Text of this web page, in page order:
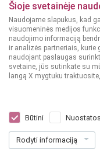
Šioje svetainėje
Naudojame slapukus, kad
visuomeninės medijos
naudojimo informaciją
ir analizės partneriais, kurie
naudojant paslaugas
svetaine, jūs sutinkate su
langą X mygtuku
Būtini Nuostatos
Rodyti informaciją
Vanita
Dar nėra balsų, galite įvertinti
99